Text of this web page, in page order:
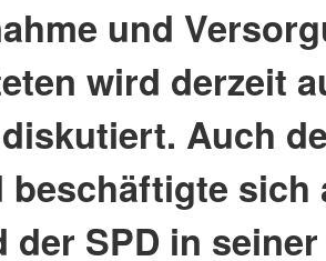
und
wird derzeit
Auch
beschäftigte
der SPD in